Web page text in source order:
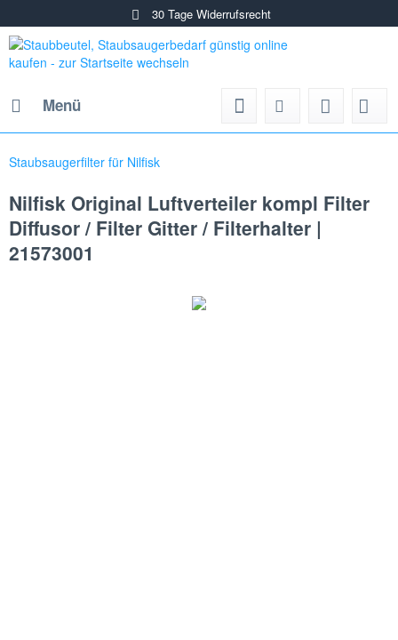
30 Tage Widerrufsrecht
Menü
Staubsaugerfilter für Nilfisk
Nilfisk Original Luftverteiler kompl Filter
Diffusor / Filter Gitter / Filterhalter |
21573001